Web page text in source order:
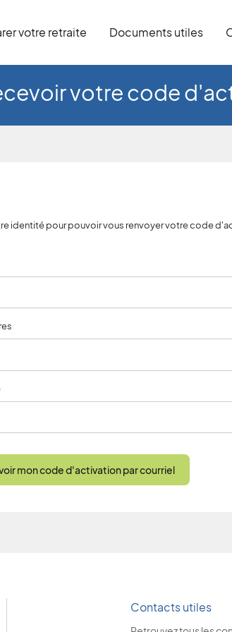
votre retraite Documents utiles
votre code
identité pour pouvoir vous renvoyer votre code
mon code d'activation par courriel
Contacts utiles